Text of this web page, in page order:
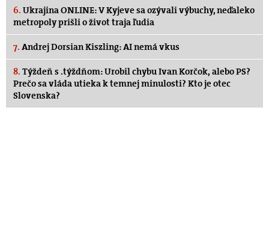
6. Ukrajina ONLINE: V Kyjeve sa ozývali výbuchy, neďaleko
metropoly prišli o život traja ľudia
7. Andrej Dorsian Kiszling: AI nemá vkus
8. Týždeň s .týždňom: Urobil chybu Ivan Korčok, alebo PS?
Prečo sa vláda utieka k temnej minulosti? Kto je otec
Slovenska?